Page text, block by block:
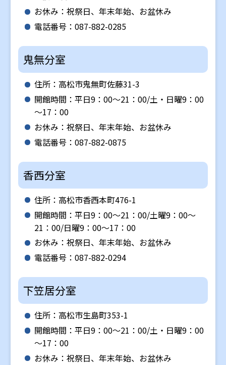
お休み：祝祭日、年末年始、お盆休み
電話番号：087-882-0285
鬼無分室
住所：高松市鬼無町佐藤31-3
開館時間：平日9：00～21：00/土・日曜9：00
～17：00
お休み：祝祭日、年末年始、お盆休み
電話番号：087-882-0875
香西分室
住所：高松市香西本町476-1
開館時間：平日9：00～21：00/土曜9：00～
21：00/日曜9：00～17：00
お休み：祝祭日、年末年始、お盆休み
電話番号：087-882-0294
下笠居分室
住所：高松市生島町353-1
開館時間：平日9：00～21：00/土・日曜9：00
～17：00
お休み：祝祭日、年末年始、お盆休み